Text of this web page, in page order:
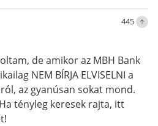
445
de amikor az MBH Bank
NEM BÍRJA ELVISELNI a
az gyanúsan sokat mond.
tényleg keresek rajta, itt